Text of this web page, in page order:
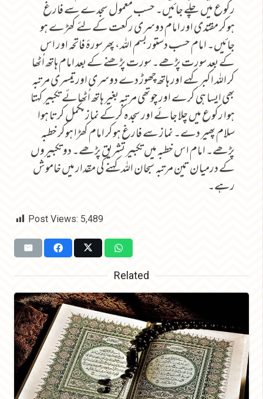
رکوع میں چلے جائیں۔ حسب معمول سجدے سے فارغ
ہوکر مقتدی اور امام دوسری رکعت کےلئے کھڑے ہو
جائیں۔ امام حسب دستور بسم اللہ، پھر سورۂ فاتحہ اور اس
کے بعد سورت پڑھے۔ سورت پڑھنے کے بعد امام ہاتھ اُٹھا
کر اللہ اکبر کہے اور ہاتھ چھوڑ دے دوسری اور تیسری مرتبہ
بھی ایسا ہی کرے اور چوتھی مرتبہ بغیر ہاتھ اُٹھائے تکبیر کہتا
ہوا رکوع میں چلا جائے اور سجدہ کرکے نماز مکمل کرتا ہوا
سلام پھیر دے۔ نماز سے فارغ ہوکر امام کھڑا ہوکر خطبہ
پڑھے۔ امام اس خطبہ میں تکبیر تشریق پڑھے۔ دو تکبیروں
کے درمیان تین مرتبہ سبحان اللہ کہنے کی مقدار میں خاموش
رہے۔
Post Views: 5,489
Related